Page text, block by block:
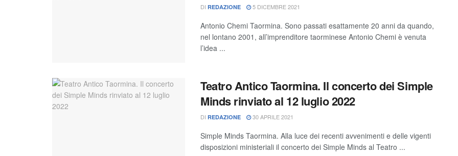
DI REDAZIONE 5 DICEMBRE 2021
Antonio Chemi Taormina. Sono passati esattamente 20 anni da quando,
nel lontano 2001, all’imprenditore taorminese Antonio Chemi è venuta
l’idea ...
Teatro Antico Taormina. Il concerto dei Simple
Minds rinviato al 12 luglio 2022
DI REDAZIONE 30 APRILE 2021
Simple Minds Taormina. Alla luce dei recenti avvenimenti e delle vigenti
disposizioni ministeriali il concerto dei Simple Minds al Teatro ...